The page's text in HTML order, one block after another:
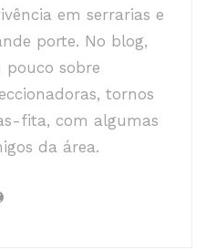
em serrarias e
porte. No blog,
sobre
tornos
fita, com algumas
da área.